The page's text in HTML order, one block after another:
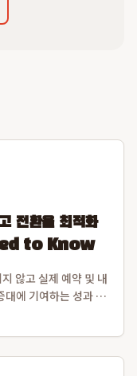
전환율 최적화
to Know
않고 실제 예약 및 내
대에 기여하는 성과 중